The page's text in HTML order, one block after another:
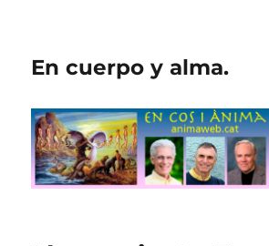
En cuerpo y alma.